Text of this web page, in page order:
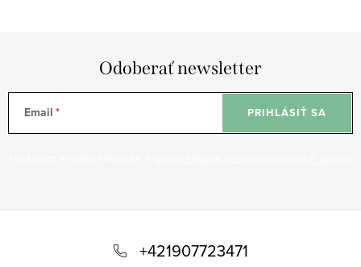
Odoberať newsletter
Email PRIHLÁSIŤ SA
+421907723471